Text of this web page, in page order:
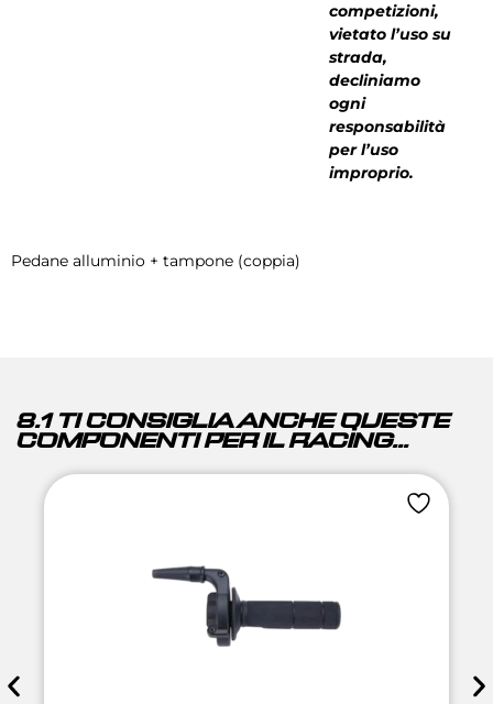
competizioni,
vietato l’uso su
strada,
decliniamo
ogni
responsabilità
per l’uso
improprio.
Pedane alluminio + tampone (coppia)
8.1 TI CONSIGLIA ANCHE QUESTE
COMPONENTI PER IL RACING...